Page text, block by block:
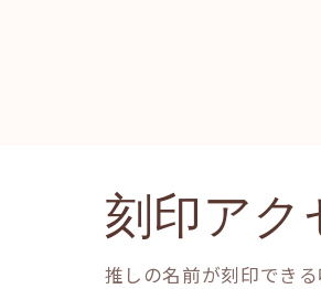
刻印ア
推しの名前が刻印できる